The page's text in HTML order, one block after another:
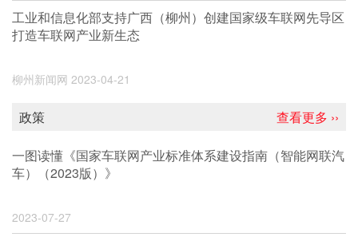
工业和信息化部支持广西（柳州）创建国家级车联网先导区
打造车联网产业新生态
柳州新闻网 2023-04-21
查看更多 ››
政策
一图读懂《国家车联网产业标准体系建设指南（智能网联汽
车）（2023版）》
2023-07-27